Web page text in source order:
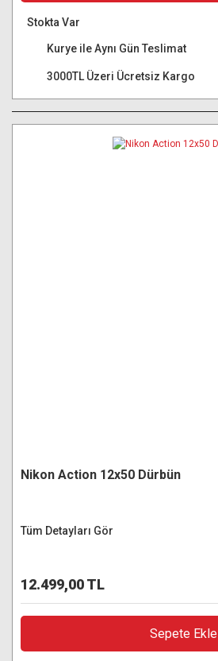
Stokta Var
Kurye ile Aynı Gün Teslimat
3000TL Üzeri Ücretsiz Kargo
Nikon Action 12x50 Dürbün
Tüm Detayları Gör
12.499,00 TL
Sepete Ekle